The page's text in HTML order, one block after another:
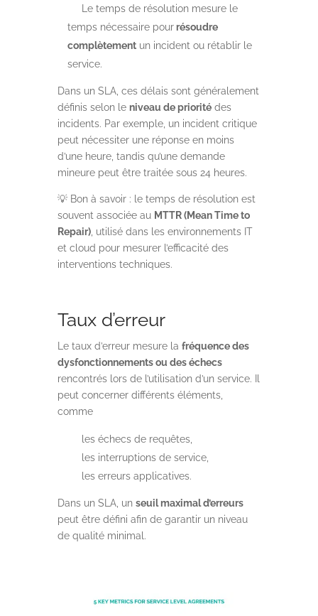
Le temps de résolution mesure le
temps nécessaire pourrésoudre
complètementun incident ou rétablir le
service.
Dans un SLA, ces délais sont généralement
définis selon le niveau de prioritédes
incidents. Par exemple, un incident critique
peut nécessiter une réponse en moins
d’une heure, tandis qu’une demande
mineure peut être traitée sous 24 heures.
💡 Bon à savoir : le temps de résolution est
souvent associée au MTTR (Mean Time to
Repair), utilisé dans les environnements IT
et cloud pour mesurer l’efficacité des
interventions techniques.
Taux d’erreur
Le taux d’erreur mesure la fréquence des
dysfonctionnements ou des échecs
rencontrés lors de l’utilisation d’un service. Il
peut concerner différents éléments,
comme
les échecs de requêtes,
les interruptions de service,
les erreurs applicatives.
Dans un SLA, un seuil maximal d’erreurs
peut être défini afin de garantir un niveau
de qualité minimal.